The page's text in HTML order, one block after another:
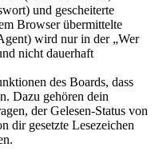
und gescheiterte
Browser übermittelte
wird nur in der „Wer
nicht dauerhaft
des Boards, dass
Dazu gehören dein
der Gelesen-Status von
dir gesetzte Lesezeichen